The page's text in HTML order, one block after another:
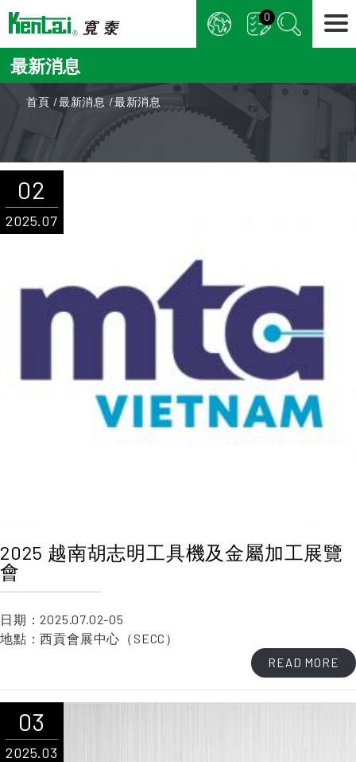
0
最新消息
首頁 最新消息 最新消息
02
2025.07
2025 越南胡志明工具機及金屬加工展覽
會
日期：2025.07.02-05
地點：西貢會展中心（SECC）
READ MORE
03
2025.03
Cookie管理面板